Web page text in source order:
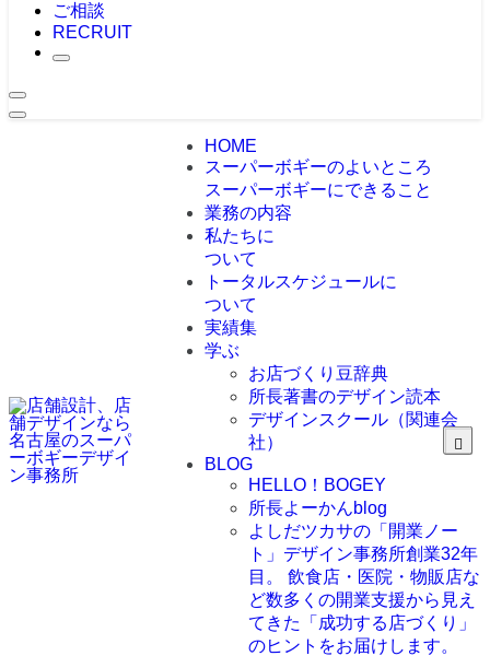
ご相談
RECRUIT
HOME
スーパーボギーのよいところ
スーパーボギーにできること
業務の内容
私たちに
ついて
トータルスケジュールに
ついて
実績集
学ぶ
お店づくり豆辞典
所長著書のデザイン読本
デザインスクール（関連会
社）
BLOG
HELLO！BOGEY
所長よーかんblog
よしだツカサの「開業ノー
ト」 デザイン事務所創業32年
目。 飲食店・医院・物販店な
ど数多くの開業支援から見え
てきた「成功する店づくり」
のヒントをお届けします。